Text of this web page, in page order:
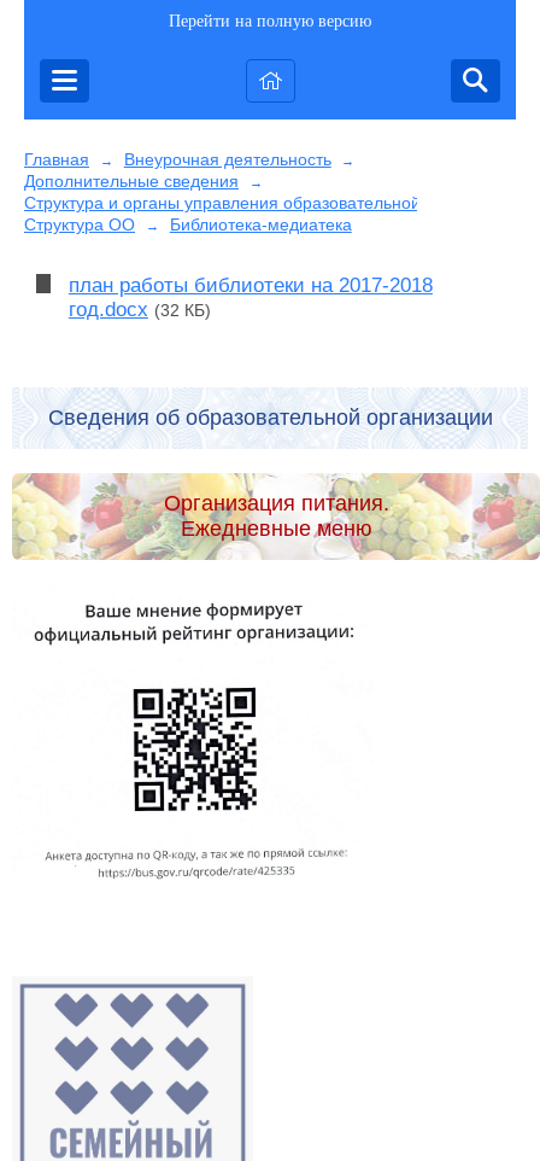
Перейти на полную версию
Главная → Внеурочная деятельность →
Дополнительные сведения →
Структура и органы управления образовательной организацией
Структура ОО
→ Библиотека-медиатека
план работы библиотеки на 2017-2018
год.docx (32 КБ)
Сведения об образовательной организации
Организация питания.
Ежедневные меню